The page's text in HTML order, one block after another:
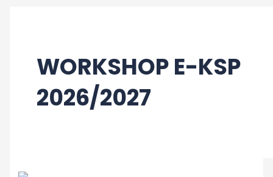
WORKSHOP E-KSP
2026/2027